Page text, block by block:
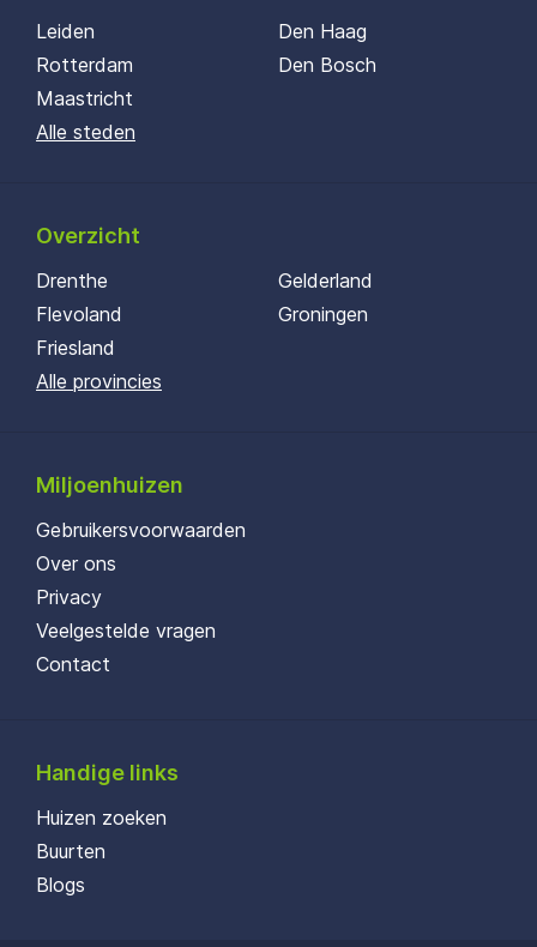
Leiden
Rotterdam
Maastricht
Den Haag
Den Bosch
Alle steden
Overzicht
Drenthe
Flevoland
Friesland
Gelderland
Groningen
Alle provincies
Miljoenhuizen
Gebruikersvoorwaarden
Over ons
Privacy
Veelgestelde vragen
Contact
Handige links
Huizen zoeken
Buurten
Blogs